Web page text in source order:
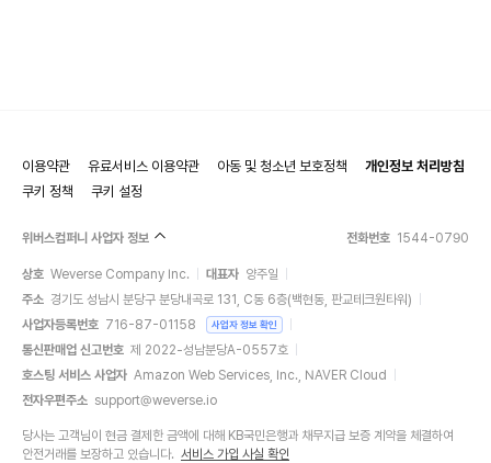
이용약관 유료서비스 이용약관 아동 및 청소년 보호정책
개인정보 처리방침
쿠키 정책
쿠키 설정
위버스컴퍼니 사업자 정보 전화번호 1544-0790
상호 Weverse Company Inc. 대표자 양주일
주소 경기도 성남시 분당구 분당내곡로 131, C동 6층(백현동, 판교테크원타워)
사업자등록번호 716-87-01158 사업자 정보 확인
통신판매업 신고번호 제 2022-성남분당A-0557호
호스팅 서비스 사업자 Amazon Web Services, Inc., NAVER Cloud
전자우편주소 support@weverse.io
당사는 고객님이 현금 결제한 금액에 대해 KB국민은행과 채무지급 보증 계약을 체결하여
안전거래를 보장하고 있습니다. 서비스 가입 사실 확인